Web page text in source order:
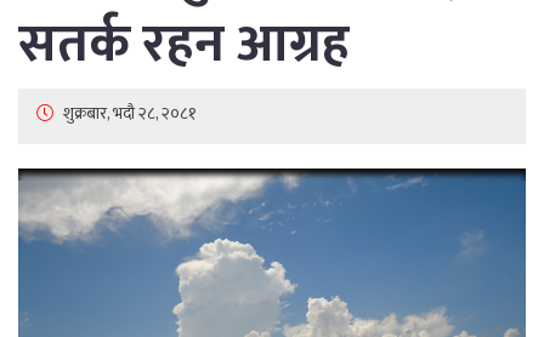
सतर्क रहन आग्रह
शुक्रबार, भदौ २८, २०८१